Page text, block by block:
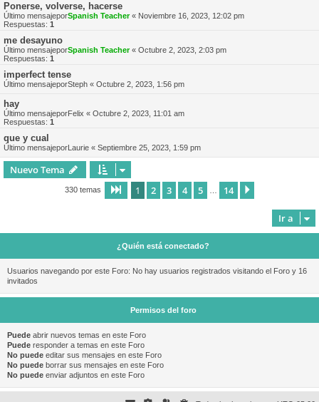
Ponerse, volverse, hacerse
Último mensajeporSpanish Teacher« Noviembre 16, 2023, 12:02 pm
Respuestas: 1
me desayuno
Último mensajeporSpanish Teacher« Octubre 2, 2023, 2:03 pm
Respuestas: 1
imperfect tense
Último mensajeporSteph « Octubre 2, 2023, 1:56 pm
hay
Último mensajeporFelix « Octubre 2, 2023, 11:01 am
Respuestas: 1
que y cual
Último mensajeporLaurie « Septiembre 25, 2023, 1:59 pm
Nuevo Tema
330 temas Página de 14
1 2 3 4 5 14
Ir a
¿Quién está conectado?
Usuarios navegando por este Foro: No hay usuarios registrados visitando el Foro y 16
invitados
Permisos del foro
Puede abrir nuevos temas en este Foro
Puede responder a temas en este Foro
No puede editar sus mensajes en este Foro
No puede borrar sus mensajes en este Foro
No puede enviar adjuntos en este Foro